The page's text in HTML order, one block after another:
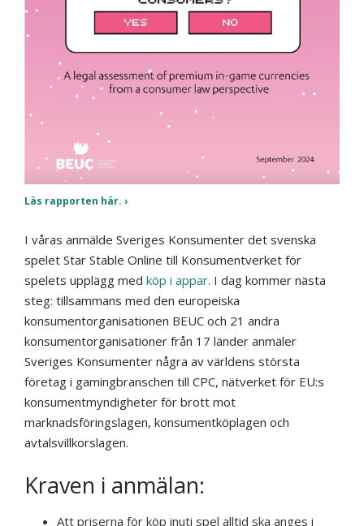
Läs rapporten här.
I våras anmälde Sveriges Konsumenter det svenska
spelet Star Stable Online till Konsumentverket för
spelets upplägg med köp i appar. I dag kommer nästa
steg: tillsammans med den europeiska
konsumentorganisationen BEUC och 21 andra
konsumentorganisationer från 17 länder anmäler
Sveriges Konsumenter några av världens största
företag i gamingbranschen till CPC, nätverket för EU:s
konsumentmyndigheter för brott mot
marknadsföringslagen, konsumentköplagen och
avtalsvillkorslagen.
Kraven i anmälan:
Att priserna för köp inuti spel alltid ska anges i